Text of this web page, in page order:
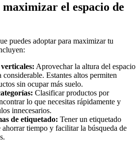
el espacio de
puedes adoptar para maximizar tu
Aprovechar la altura del espacio
considerable. Estantes altos permiten
sin ocupar más suelo.
Clasificar productos por
lo que necesitas rápidamente y
innecesarios.
de etiquetado: Tener un etiquetado
tiempo y facilitar la búsqueda de